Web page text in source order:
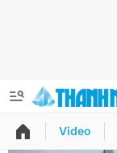
QUẢNG CÁO
Video